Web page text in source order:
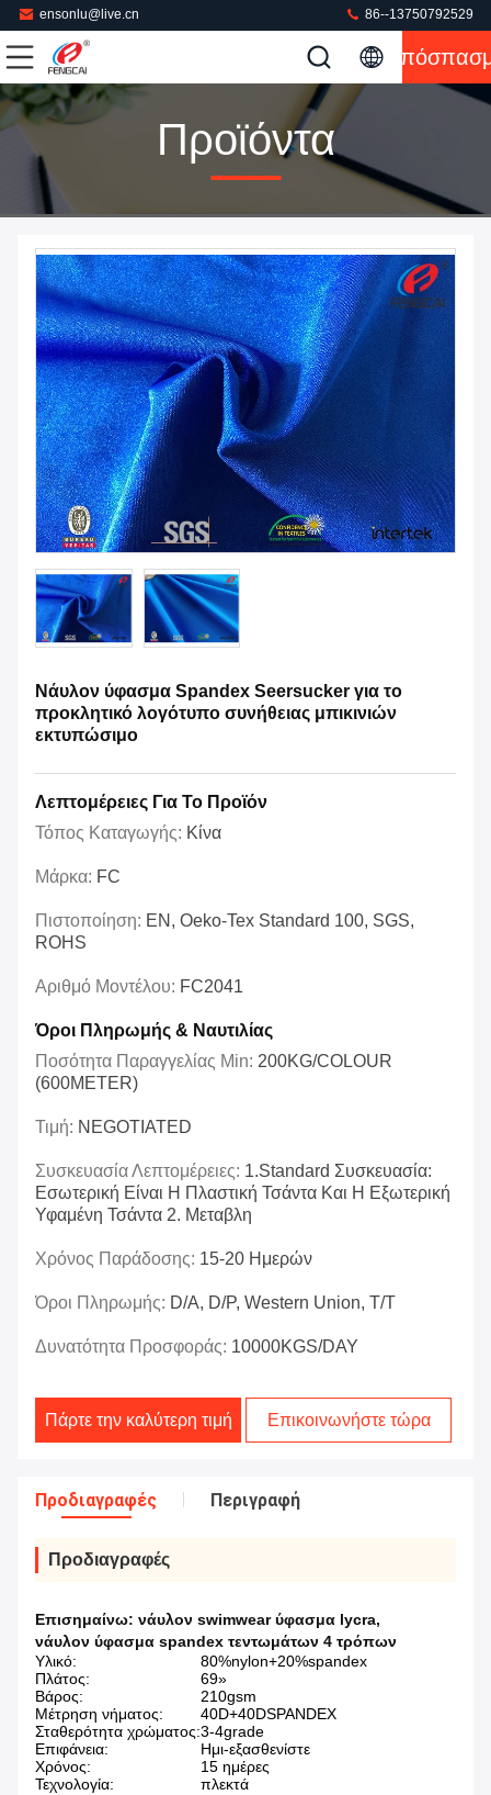
ensonlu@live.cn 86--13750792529
Προϊόντα
Νάυλον ύφασμα Spandex Seersucker για το
προκλητικό λογότυπο συνήθειας μπικινιών
εκτυπώσιμο
Λεπτομέρειες Για Το Προϊόν
Τόπος Καταγωγής: Κίνα
Μάρκα: FC
Πιστοποίηση: EN, Oeko-Tex Standard 100, SGS,
ROHS
Αριθμό Μοντέλου: FC2041
Όροι Πληρωμής & Ναυτιλίας
Ποσότητα Παραγγελίας Min: 200KG/COLOUR
(600METER)
Τιμή: NEGOTIATED
Συσκευασία Λεπτομέρειες: 1.Standard Συσκευασία:
Εσωτερική Είναι Η Πλαστική Τσάντα Και Η Εξωτερική
Υφαμένη Τσάντα 2. Μεταβλη
Χρόνος Παράδοσης: 15-20 Ημερών
Όροι Πληρωμής: D/A, D/P, Western Union, T/T
Δυνατότητα Προσφοράς: 10000KGS/DAY
Πάρτε την καλύτερη τιμή Επικοινωνήστε τώρα
Προδιαγραφές Περιγραφή
Προδιαγραφές
Επισημαίνω: νάυλον swimwear ύφασμα lycra,
νάυλον ύφασμα spandex τεντωμάτων 4 τρόπων
Υλικό:
80%nylon+20%spandex
Πλάτος:
69»
Βάρος:
210gsm
Μέτρηση νήματος:
40D+40DSPANDEX
Σταθερότητα χρώματος:3-4grade
Επιφάνεια:
Ημι-εξασθενίστε
Χρόνος:
15 ημέρες
Τεχνολογία:
πλεκτά